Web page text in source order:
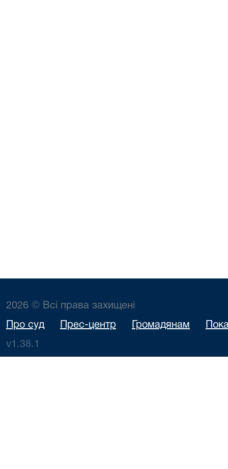
2026 © Всі права захищені
Про суд Прес-центр Громадянам
v1.38.1